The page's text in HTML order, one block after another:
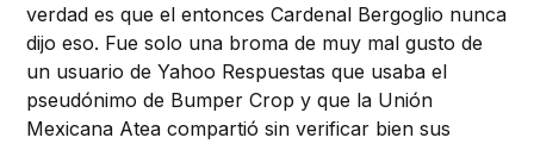
verdad es que el entonces Cardenal Bergoglio nunca
dijo eso. Fue solo una broma de muy mal gusto de
un usuario de Yahoo Respuestas que usaba el
pseudónimo de Bumper Crop y que la Unión
Mexicana Atea compartió sin verificar bien sus